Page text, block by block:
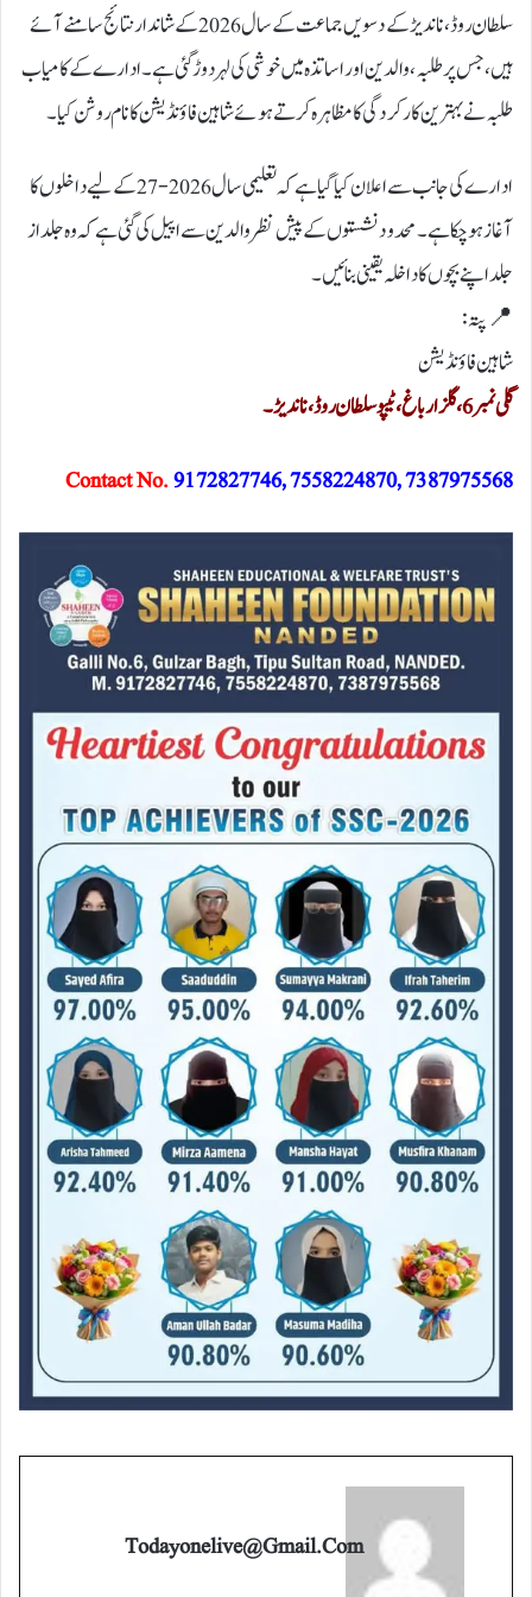
سلطان روڈ، ناندیڑ کے دسویں جماعت کے سال 2026 کے شاندار نتائج سامنے آئے
ہیں، جس پر طلبہ، والدین اور اساتذہ میں خوشی کی لہر دوڑ گئی ہے۔ ادارے کے کامیاب
طلبہ نے بہترین کارکردگی کا مظاہرہ کرتے ہوئے شاہین فاؤنڈیشن کا نام روشن کیا۔
ادارے کی جانب سے اعلان کیا گیا ہے کہ تعلیمی سال 2026-27 کے لیے داخلوں کا
آغاز ہو چکا ہے۔ محدود نشستوں کے پیش نظر والدین سے اپیل کی گئی ہے کہ وہ جلد از
جلد اپنے بچوں کا داخلہ یقینی بنائیں۔
📍 پتہ:
شاہین فاؤنڈیشن
گلی نمبر 6، گلزار باغ، ٹیپو سلطان روڈ، ناندیڑ۔
Contact No.9172827746, 7558224870, 7387975568
Todayonelive@gmail.com